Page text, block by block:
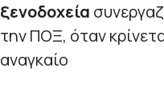
ξενοδοχεία
την ΠΟΞ, όταν
αναγκαίο